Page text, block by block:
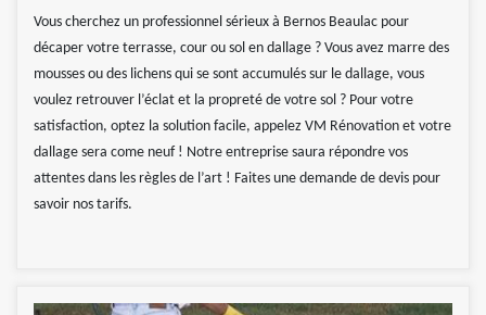
Vous cherchez un professionnel sérieux à Bernos Beaulac pour
décaper votre terrasse, cour ou sol en dallage ? Vous avez marre des
mousses ou des lichens qui se sont accumulés sur le dallage, vous
voulez retrouver l’éclat et la propreté de votre sol ? Pour votre
satisfaction, optez la solution facile, appelez VM Rénovation et votre
dallage sera come neuf ! Notre entreprise saura répondre vos
attentes dans les règles de l’art ! Faites une demande de devis pour
savoir nos tarifs.